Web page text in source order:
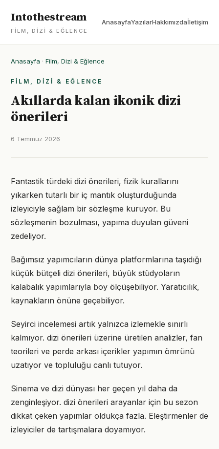
Intothestream
FILM, DIZI & EĞLENCE
AnasayfaYazılarHakkımızdaİletişim
Anasayfa · Film, Dizi & Eğlence
FILM, DIZI & EĞLENCE
Akıllarda kalan ikonik dizi
önerileri
6 Temmuz 2026
Fantastik türdeki dizi önerileri, fizik kurallarını
yıkarken tutarlı bir iç mantık oluşturduğunda
izleyiciyle sağlam bir sözleşme kuruyor. Bu
sözleşmenin bozulması, yapıma duyulan güveni
zedeliyor.
Bağımsız yapımcıların dünya platformlarına taşıdığı
küçük bütçeli dizi önerileri, büyük stüdyoların
kalabalık yapımlarıyla boy ölçüşebiliyor. Yaratıcılık,
kaynakların önüne geçebiliyor.
Seyirci incelemesi artık yalnızca izlemekle sınırlı
kalmıyor. dizi önerileri üzerine üretilen analizler, fan
teorileri ve perde arkası içerikler yapımın ömrünü
uzatıyor ve topluluğu canlı tutuyor.
Sinema ve dizi dünyası her geçen yıl daha da
zenginleşiyor. dizi önerileri arayanlar için bu sezon
dikkat çeken yapımlar oldukça fazla. Eleştirmenler de
izleyiciler de tartışmalara doyamıyor.